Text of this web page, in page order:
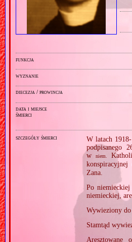
funkcja
wyznanie
diecezja / prowincja
data i miejsce
śmierci
szczegóły śmierci
W latach
podpisanego
wniem.
Zana.
Po
niemieckiej,
Wywieziony
Stamtąd
Aresztowane